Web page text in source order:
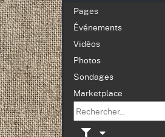
Pages
Événements
Vidéos
Photos
Sondages
Marketplace